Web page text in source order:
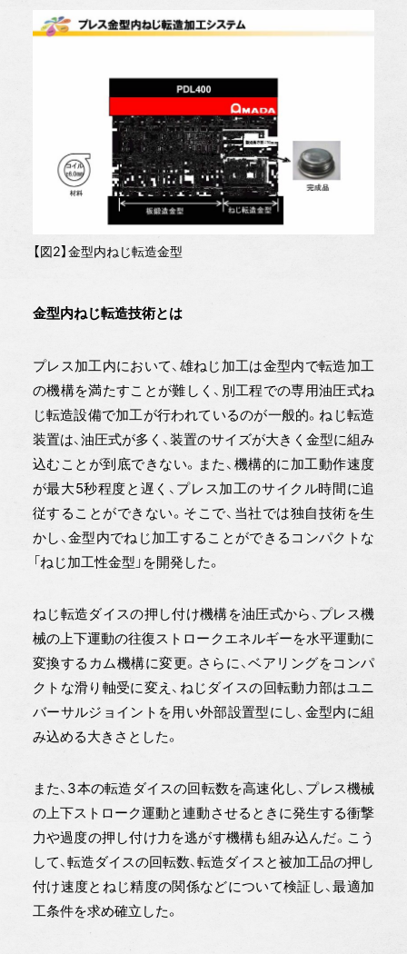
【図2】金型内ねじ転造金型
金型内ねじ転造技術とは
プレス加工内において、雄ねじ加工は金型内で転造加工
の機構を満たすことが難しく、別工程での専用油圧式ね
じ転造設備で加工が行われているのが一般的。ねじ転造
装置は、油圧式が多く、装置のサイズが大きく金型に組み
込むことが到底できない。また、機構的に加工動作速度
が最大5秒程度と遅く、プレス加工のサイクル時間に追
従することができない。そこで、当社では独自技術を生
かし、金型内でねじ加工することができるコンパクトな
「ねじ加工性金型」を開発した。
ねじ転造ダイスの押し付け機構を油圧式から、プレス機
械の上下運動の往復ストロークエネルギーを水平運動に
変換するカム機構に変更。さらに、ベアリングをコンパ
クトな滑り軸受に変え、ねじダイスの回転動力部はユニ
バーサルジョイントを用い外部設置型にし、金型内に組
み込める大きさとした。
また、3本の転造ダイスの回転数を高速化し、プレス機械
の上下ストローク運動と連動させるときに発生する衝撃
力や過度の押し付け力を逃がす機構も組み込んだ。こう
して、転造ダイスの回転数、転造ダイスと被加工品の押し
付け速度とねじ精度の関係などについて検証し、最適加
工条件を求め確立した。